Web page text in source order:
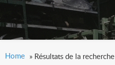
Home » Résultats de la recherche